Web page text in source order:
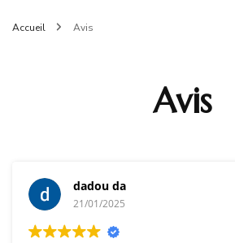
Accueil Avis
Avis
dadou da
21/01/2025